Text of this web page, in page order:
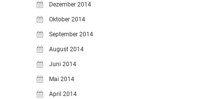
Dezember 2014
Oktober 2014
September 2014
August 2014
Juni 2014
Mai 2014
April 2014